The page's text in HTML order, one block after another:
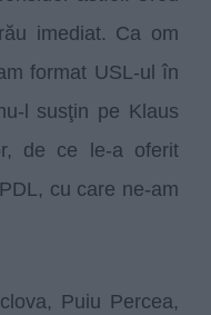
imediat. Ca om
format USL-ul în
l susţin pe Klaus
de ce le-a oferit
cu care ne-am
Puiu Percea,